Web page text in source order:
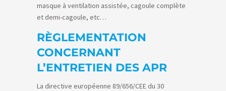
masque à ventilation assistée, cagoule complète
et demi-cagoule, etc…
RÈGLEMENTATION
CONCERNANT
L’ENTRETIEN DES APR
La directive européenne 89/656/CEE du 30